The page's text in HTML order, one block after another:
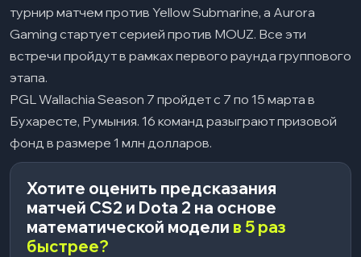
турнир матчем против Yellow Submarine, а Aurora
Gaming стартует серией против MOUZ. Все эти
встречи пройдут в рамках первого раунда группового
этапа.
PGL Wallachia Season 7 пройдет с 7 по 15 марта в
Бухаресте, Румыния. 16 команд разыграют призовой
фонд в размере 1 млн долларов.
Хотите оценить предсказания
матчей CS2 и Dota 2 на основе
математической модели в 5 раз
быстрее?